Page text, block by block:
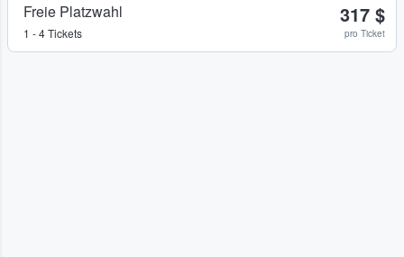
Freie Platzwahl
1 - 4 Tickets
317 $
pro Ticket